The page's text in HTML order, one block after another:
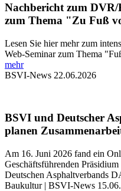
Nachbericht zum
zum Thema "Zu Fuß
Lesen Sie hier mehr zum
Web-Seminar zum Thema
mehr
BSVI-News 22.06.2026
BSVI und Deutscher
planen
Am 16. Juni 2026 fand ein
Geschäftsführenden
Deutschen Asphaltverbands
Baukultur | BSVI-News